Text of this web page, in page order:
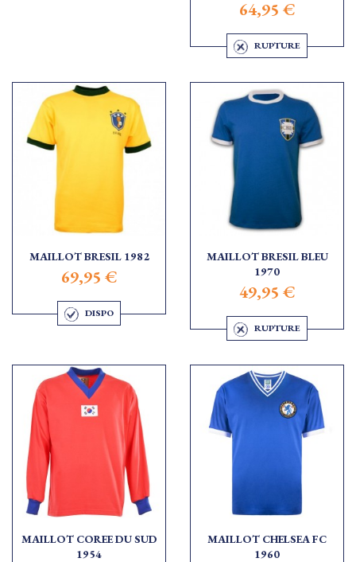
64,95 €
RUPTURE
MAILLOT BRESIL 1982
69,95 €
DISPO
MAILLOT BRESIL BLEU
1970
49,95 €
RUPTURE
MAILLOT COREE DU SUD
1954
MAILLOT CHELSEA FC
1960